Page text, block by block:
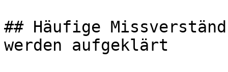
## Häufige
werden aufgeklärt